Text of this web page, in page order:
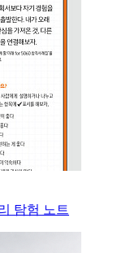
탐험 노트